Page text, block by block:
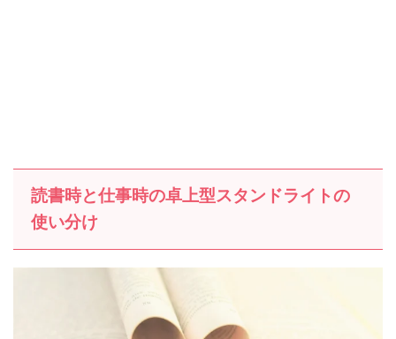
読書時と仕事時の卓上型スタンドライトの
使い分け